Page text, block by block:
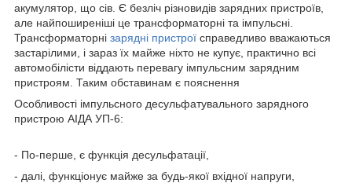
акумулятор, що сів. Є безліч різновидів зарядних пристроїв,
але найпоширеніші це трансформаторні та імпульсні.
Трансформаторні зарядні пристрої справедливо вважаються
застарілими, і зараз їх майже ніхто не купує, практично всі
автомобілісти віддають перевагу імпульсним зарядним
пристроям. Таким обставинам є пояснення
Особливості імпульсного десульфатувального зарядного
пристрою АІДА УП-6:
- По-перше, є функція десульфатації,
- далі, функціонує майже за будь-якої вхідної напруги,